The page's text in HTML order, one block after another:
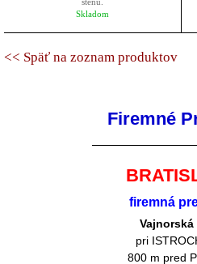
Skladom
<< Späť na zoznam produktov
Firemné
firemná
Vajnorská
pri
800 m pred